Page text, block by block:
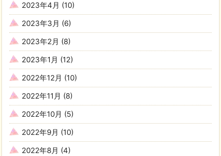
2023年4月 (10)
2023年3月 (6)
2023年2月 (8)
2023年1月 (12)
2022年12月 (10)
2022年11月 (8)
2022年10月 (5)
2022年9月 (10)
2022年8月 (4)